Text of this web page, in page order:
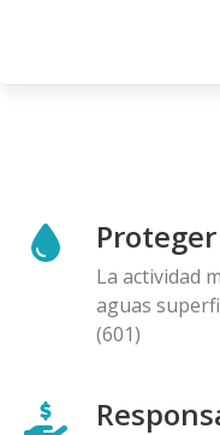
La actividad
aguas
(601)